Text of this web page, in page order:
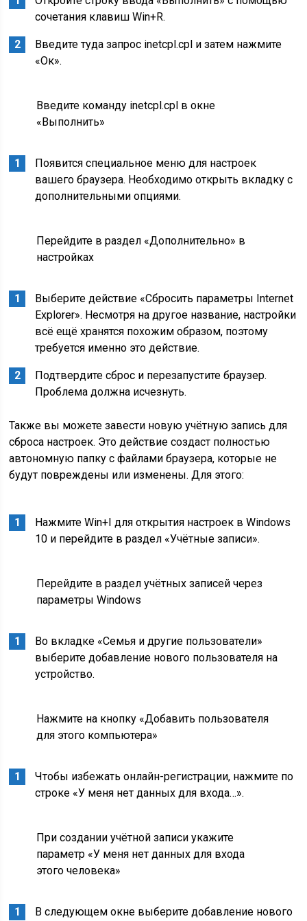
сочетания клавиш Win+R.
Введите туда запрос inetcpl.cpl и затем нажмите
«Ок».
Введите команду inetcpl.cpl в окне
«Выполнить»
Появится специальное меню для настроек
вашего браузера. Необходимо открыть вкладку с
дополнительными опциями.
Перейдите в раздел «Дополнительно» в
настройках
Выберите действие «Сбросить параметры Internet
Explorer». Несмотря на другое название, настройки
всё ещё хранятся похожим образом, поэтому
требуется именно это действие.
Подтвердите сброс и перезапустите браузер.
Проблема должна исчезнуть.
Также вы можете завести новую учётную запись для
сброса настроек. Это действие создаст полностью
автономную папку с файлами браузера, которые не
будут повреждены или изменены. Для этого:
Нажмите Win+I для открытия настроек в Windows
10 и перейдите в раздел «Учётные записи».
Перейдите в раздел учётных записей через
параметры Windows
Во вкладке «Семья и другие пользователи»
выберите добавление нового пользователя на
устройство.
Нажмите на кнопку «Добавить пользователя
для этого компьютера»
Чтобы избежать онлайн-регистрации, нажмите по
строке «У меня нет данных для входа…».
При создании учётной записи укажите
параметр «У меня нет данных для входа
этого человека»
В следующем окне выберите добавление нового